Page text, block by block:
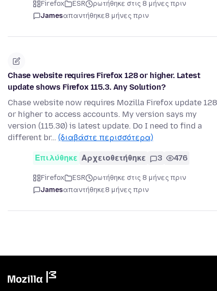
Firefox ESR
ρωτήθηκε στις 8 μήνες πριν
Jamesαπαντήθηκε8 μήνες πριν
Chase website requires Firefox 128 or higher. Latest
update shows Firefox 115.3. Any Solution?
Chase website now requires Mozilla Firefox update 128
or higher to access accounts. My version says my
version (115.30) is latest update. Do I need to find a
different br… (διαβάστε περισσότερα)
Επιλύθηκε Αρχειοθετήθηκε 3 476
Firefox ESR
ρωτήθηκε στις 8 μήνες πριν
Jamesαπαντήθηκε8 μήνες πριν